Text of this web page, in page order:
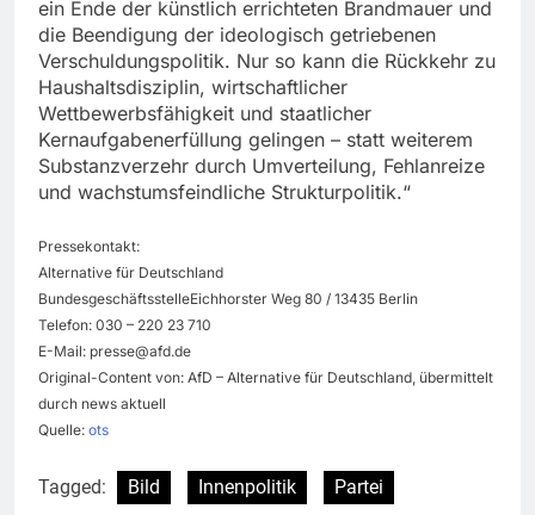
ein Ende der künstlich errichteten Brandmauer und
die Beendigung der ideologisch getriebenen
Verschuldungspolitik. Nur so kann die Rückkehr zu
Haushaltsdisziplin, wirtschaftlicher
Wettbewerbsfähigkeit und staatlicher
Kernaufgabenerfüllung gelingen – statt weiterem
Substanzverzehr durch Umverteilung, Fehlanreize
und wachstumsfeindliche Strukturpolitik.“
Pressekontakt:
Alternative für Deutschland
BundesgeschäftsstelleEichhorster Weg 80 / 13435 Berlin
Telefon: 030 – 220 23 710
E-Mail: presse@afd.de
Original-Content von: AfD – Alternative für Deutschland, übermittelt
durch news aktuell
Quelle: ots
Tagged: Bild Innenpolitik Partei